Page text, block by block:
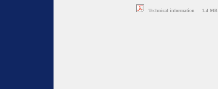
Technical information 1.4 MB